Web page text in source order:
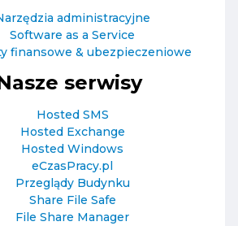
administracyjne
Software as a Service
finansowe & ubezpieczeniowe
serwisy
Hosted SMS
Hosted Exchange
Hosted Windows
eCzasPracy.pl
Przeglądy Budynku
Share File Safe
File Share Manager